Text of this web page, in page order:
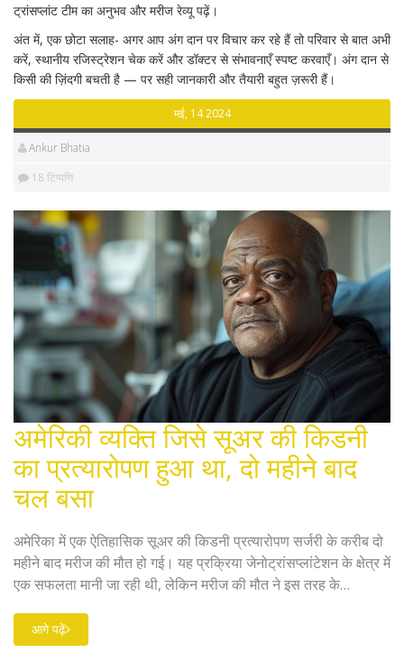
ट्रांसप्लांट टीम का अनुभव और मरीज रेव्यू पढ़ें।
अंत में, एक छोटा सलाह- अगर आप अंग दान पर विचार कर रहे हैं तो परिवार से बात अभी
करें, स्थानीय रजिस्ट्रेशन चेक करें और डॉक्टर से संभावनाएँ स्पष्ट करवाएँ। अंग दान से
किसी की ज़िंदगी बचती है — पर सही जानकारी और तैयारी बहुत ज़रूरी हैं।
मई, 14 2024
Ankur Bhatia
18 टिप्पणि
अमेरिकी व्यक्ति जिसे सूअर की किडनी
का प्रत्यारोपण हुआ था, दो महीने बाद
चल बसा
अमेरिका में एक ऐतिहासिक सूअर की किडनी प्रत्यारोपण सर्जरी के करीब दो
महीने बाद मरीज की मौत हो गई। यह प्रक्रिया जेनोट्रांसप्लांटेशन के क्षेत्र में
एक सफलता मानी जा रही थी, लेकिन मरीज की मौत ने इस तरह के
आगे पढ़ें